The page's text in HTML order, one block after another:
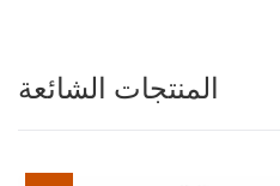
المنتجات الشائعة